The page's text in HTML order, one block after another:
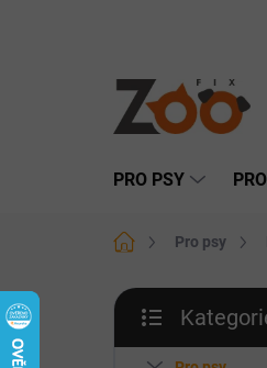
PRO PSY
Domů Pro psy
P
s
kategorie